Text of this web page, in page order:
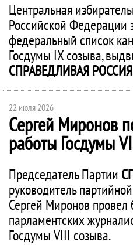
Центральная
Российской Федерации
федеральный список
Госдумы IX созыва,
СПРАВЕДЛИВАЯ РОССИЯ
22 июля 2026
Сергей Миронов
работы Госдумы
Председатель Партии
руководитель
Сергей Миронов провел
парламентских
Госдумы VIII созыва.